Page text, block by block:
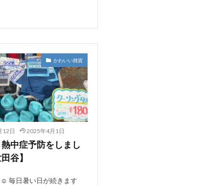
かわいい雑貨
12日 2025年4月1日
熱中症予防をしまし
谷】
毎日暑い日が続きます